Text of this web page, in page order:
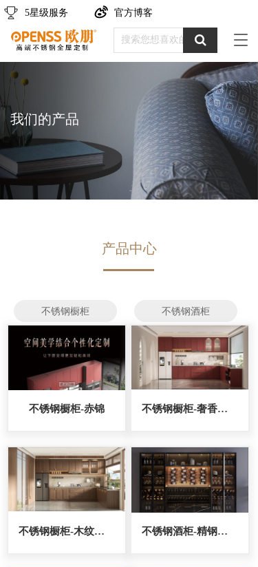
5星级服务
T
g
g
e
n
a
v
官方博客
我们的产品
产品中心
不锈钢橱柜 不锈钢酒柜
不锈钢橱柜-赤锦 不锈钢橱柜-奢香夫人
不锈钢橱柜-木纹金刚 不锈钢酒柜-精钢卫士